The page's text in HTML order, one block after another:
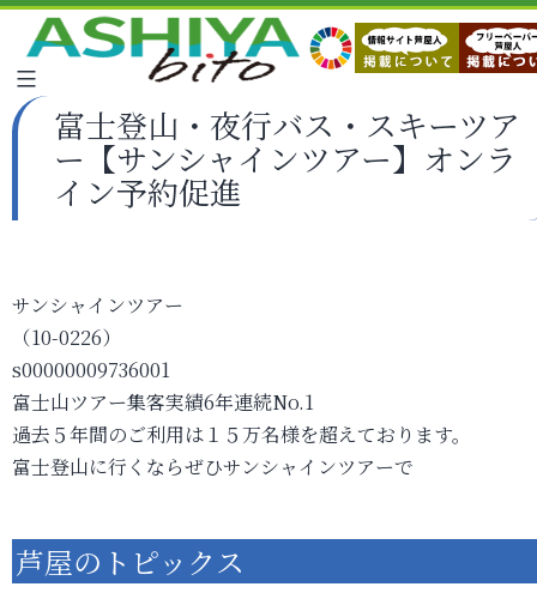
富士登山・夜行バス・スキーツア
ー【サンシャインツアー】オンラ
イン予約促進
サンシャインツアー
（10-0226）
s00000009736001
富士山ツアー集客実績6年連続No.1
過去５年間のご利用は１５万名様を超えております。
富士登山に行くならぜひサンシャインツアーで
芦屋のトピックス